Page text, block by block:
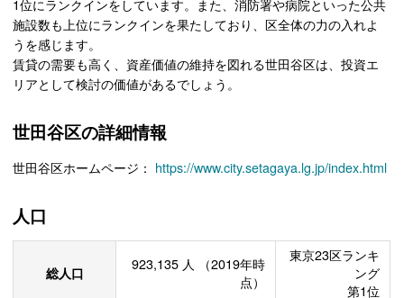
1位にランクインをしています。また、消防署や病院といった公共
施設数も上位にランクインを果たしており、区全体の力の入れよ
うを感じます。
賃貸の需要も高く、資産価値の維持を図れる世田谷区は、投資エ
リアとして検討の価値があるでしょう。
世田谷区の詳細情報
世田谷区ホームページ： https://www.city.setagaya.lg.jp/index.html
人口
総人口 923,135 人
（2019年時
点）
東京23区ランキ
ング
第1位